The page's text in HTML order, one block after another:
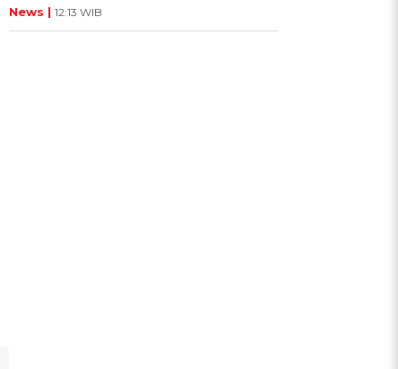
Istana Negara
News | 12:13 WIB